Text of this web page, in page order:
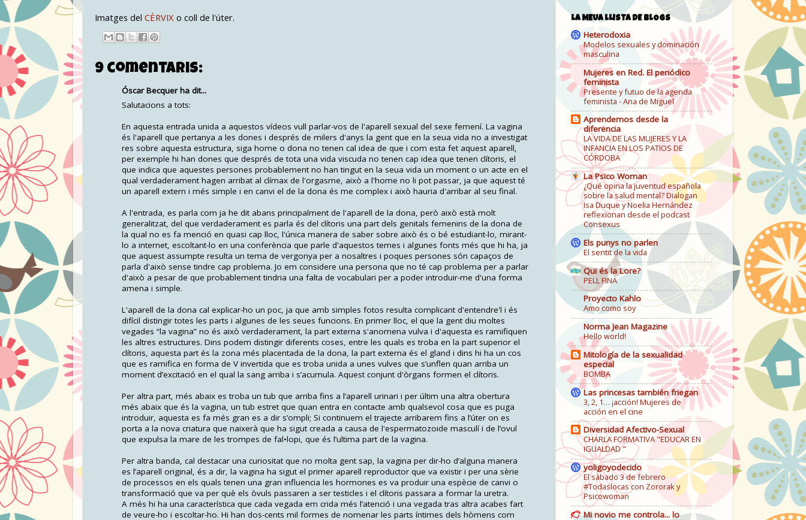
Imatges del CÈRVIX o coll de l'úter.
9 comentaris:
Óscar Becquer ha dit...
Salutacions a tots:
En aquesta entrada unida a aquestos vídeos vull parlar-vos de l'aparell sexual del sexe femení. La vagina
és l'aparell que pertanya a les dones i després de milers d'anys la gent que en la seua vida no a investigat
res sobre aquesta estructura, siga home o dona no tenen cal idea de que i com esta fet aquest aparell,
per exemple hi han dones que després de tota una vida viscuda no tenen cap idea que tenen clítoris, el
que indica que aquestes persones probablement no han tingut en la seua vida un moment o un acte en el
qual verdaderament hagen arribat al clímax de l'orgasme, això a l'home no li pot passar, ja que aquest té
un aparell extern i més simple i en canvi el de la dona és me complex i això hauria d'arribar al seu final.
A l'entrada, es parla com ja he dit abans principalment de l'aparell de la dona, però això està molt
generalitzat, del que verdaderament es parla és del clítoris una part dels genitals femenins de la dona de
la qual no es fa menció en quasi cap lloc, l'única manera de saber sobre això és o bé estudiant-lo, mirant-
lo a internet, escoltant-lo en una conferència que parle d'aquestos temes i algunes fonts més que hi ha, ja
que aquest assumpte resulta un tema de vergonya per a nosaltres i poques persones són capaços de
parla d'això sense tindre cap problema. Jo em considere una persona que no té cap problema per a parlar
d'això a pesar de que probablement tindria una falta de vocabulari per a poder introduir-me d'una forma
amena i simple.
L'aparell de la dona cal explicar-ho un poc, ja que amb simples fotos resulta complicant d'entendre'l i és
difícil distingir totes les parts i algunes de les seues funcions. En primer lloc, el que la gent diu moltes
vegades “la vagina” no és això verdaderament, la part externa s'anomena vulva i d'aquesta es ramifiquen
les altres estructures. Dins podem distingir diferents coses, entre les quals es troba en la part superior el
clítoris, aquesta part és la zona més placentada de la dona, la part externa és el gland i dins hi ha un cos
que es ramifica en forma de V invertida que es troba unida a unes vulves que s’unflen quan arriba un
moment d’excitació en el qual la sang arriba i s’acumula. Aquest conjunt d'òrgans formen el clítoris.
Per altra part, més abaix es troba un tub que arriba fins a l’aparell urinari i per últim una altra obertura
més abaix que és la vagina, un tub estret que quan entra en contacte amb qualsevol cosa que es puga
introduir, aquesta es fa més gran es a dir s’ompli; Si continuem el trajecte arribarem fins a l’úter on es
porta a la nova criatura que naixerà que ha sigut creada a causa de l'espermatozoide masculí i de l’ovul
que expulsa la mare de les trompes de fal•lopi, que és l’ultima part de la vagina.
Per altra banda, cal destacar una curiositat que no molta gent sap, la vagina per dir-ho d’alguna manera
es l’aparell original, és a dir, la vagina ha sigut el primer aparell reproductor que va existir i per una sèrie
de processos en els quals tenen una gran influencia les hormones es va produir una espècie de canvi o
transformació que va per què els òvuls passaren a ser testicles i el clítoris passara a formar la uretra.
A més hi ha una característica que cada vegada em crida més l’atenció i una vegada tras altra acabes fart
de veure-ho i escoltar-ho. Hi han dos-cents mil formes de nomenar les parts íntimes dels hòmens com
LA MEUA LLISTA DE BLOGS
Heterodoxia
Modelos sexuales y dominación
masculina
Mujeres en Red. El periódico
feminista
Presente y futuo de la agenda
feminista - Ana de Miguel
Aprendemos desde la
diferencia
LA VIDA DE LAS MUJERES Y LA
INFANCIA EN LOS PATIOS DE
CÓRDOBA
La Psico Woman
¿Qué opina la juventud española
sobre la salud mental? Dialogan
Isa Duque y Noelia Hernández
reflexionan desde el podcast
Consexus
Els punys no parlen
El sentit de la vida
Qui és la Lore?
PELL FINA
Proyecto Kahlo
Amo como soy
Norma Jean Magazine
Hello world!
Mitología de la sexualidad
especial
BOMBA
Las princesas también friegan
3, 2, 1… ¡acción! Mujeres de
acción en el cine
Diversidad Afectivo-Sexual
CHARLA FORMATIVA "EDUCAR EN
IGUALDAD "
yoligoyodecido
El sábado 3 de febrero
#Todaslocas con Zororak y
Psicowoman
Mi novio me controla... lo